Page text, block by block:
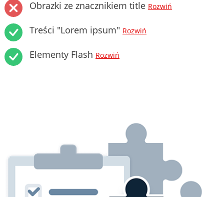
Obrazki ze znacznikiem title Rozwiń
Treści "Lorem ipsum" Rozwiń
Elementy Flash Rozwiń